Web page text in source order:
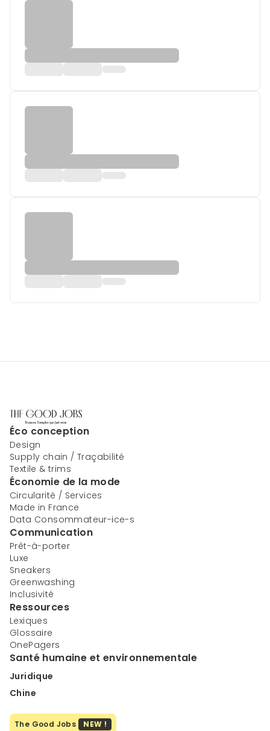
Éco conception
Design
Supply chain / Traçabilité
Textile & trims
Économie de la mode
Circularité / Services
Made in France
Data Consommateur-ice-s
Communication
Prêt-à-porter
Luxe
Sneakers
Greenwashing
Inclusivité
Ressources
Lexiques
Glossaire
OnePagers
Santé humaine et environnementale
Juridique
Chine
The Good Jobs NEW !